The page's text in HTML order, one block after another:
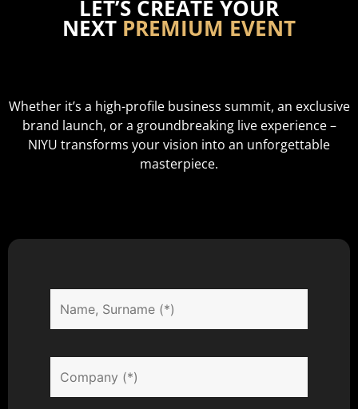
LET’S CREATE YOUR
NEXT PREMIUM EVENT
Whether it’s a high-profile business summit, an exclusive
brand launch, or a groundbreaking live experience –
NIYU transforms your vision into an unforgettable
masterpiece.